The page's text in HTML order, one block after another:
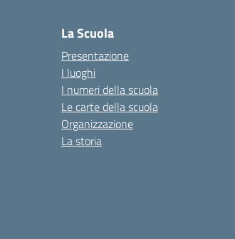
La Scuola
Presentazione
I luoghi
I numeri della scuola
Le carte della scuola
Organizzazione
La storia